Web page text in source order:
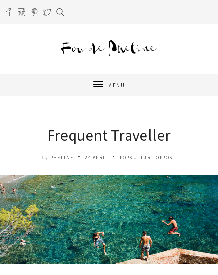
MENU
Frequent Traveller
by PHELINE 24 APRIL POPKULTUR TOPPOST